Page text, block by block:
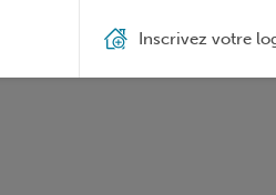
Inscrivez votre